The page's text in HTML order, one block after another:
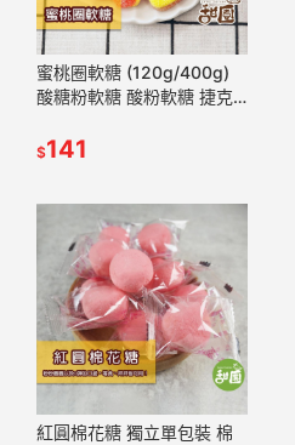
蜜桃圈軟糖 (120g/400g)
酸糖粉軟糖 酸粉軟糖 捷克
QQ軟糖 水果軟糖 【甜園】
$141
紅圓棉花糖 獨立單包裝 棉